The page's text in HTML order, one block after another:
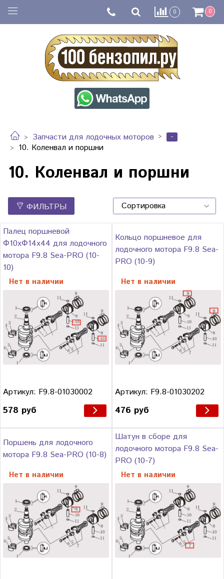
0 0
Запчасти для лодочных моторов
-
10. Коленвал и поршни
10. Коленвал и поршни
ФИЛЬТРЫ
Палец поршневой
Φ10xΦ14x44 для лодочного
мотора F9.8 Sea-PRO (10-
10)
Нет в наличии
Артикул: F9.8-01030002
578 руб
Кольцо поршневое для
лодочного мотора F9.8 Sea-
PRO (10-9)
Нет в наличии
Артикул: F9.8-01030202
476 руб
Поршень для лодочного
мотора F9.8 Sea-PRO (10-8)
Нет в наличии
Шатун в сборе для
лодочного мотора F9.8 Sea-
PRO (10-7)
Нет в наличии